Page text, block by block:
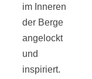
im Inneren
der Berge
angelockt
und
inspiriert.